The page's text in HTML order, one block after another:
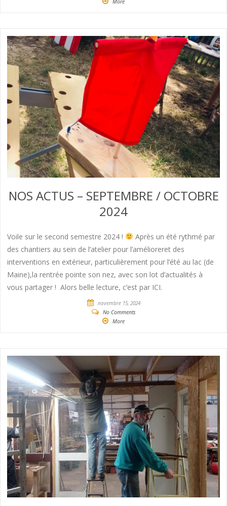
NOS ACTUS – SEPTEMBRE / OCTOBRE
2024
Voile sur le second semestre 2024 !
Après un été rythmé par
des chantiers au sein de l’atelier pour l’amélioreret des
interventions en extérieur, particulièrement pour l’été au lac (de
Maine),la rentrée pointe son nez, avec son lot d’actualités à
vous partager ! Alors belle lecture, c’est par ICI.
novembre 15, 2024
No Comments
More